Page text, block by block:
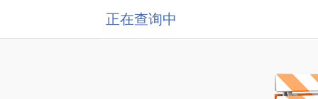
正在查询中